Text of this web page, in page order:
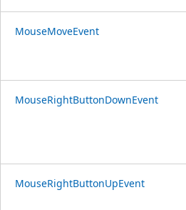
MouseMoveEvent
MouseRightButtonDownEvent
MouseRightButtonUpEvent